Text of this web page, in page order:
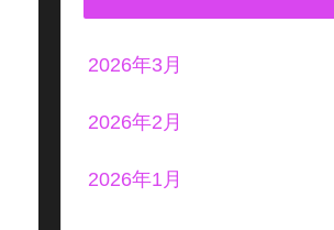
2026年3月
2026年2月
2026年1月